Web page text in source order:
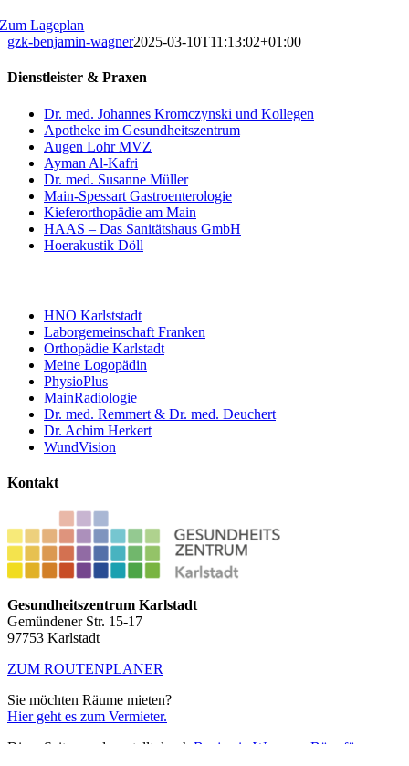
Zum Lageplan
gzk-benjamin-wagner2025-03-10T11:13:02+01:00
Dienstleister & Praxen
Dr. med. Johannes Kromczynski und Kollegen
Apotheke im Gesundheitszentrum
Augen Lohr MVZ
Ayman Al-Kafri
Dr. med. Susanne Müller
Main-Spessart Gastroenterologie
Kieferorthopädie am Main
HAAS – Das Sanitätshaus GmbH
Hoerakustik Döll
HNO Karlststadt
Laborgemeinschaft Franken
Orthopädie Karlstadt
Meine Logopädin
PhysioPlus
MainRadiologie
Dr. med. Remmert & Dr. med. Deuchert
Dr. Achim Herkert
WundVision
Kontakt
Gesundheitszentrum Karlstadt
Gemündener Str. 15-17
97753 Karlstadt
ZUM ROUTENPLANER
Sie möchten Räume mieten?
Hier geht es zum Vermieter.
Diese Seite wurde erstellt durch Benjamin Wagner • Büro für